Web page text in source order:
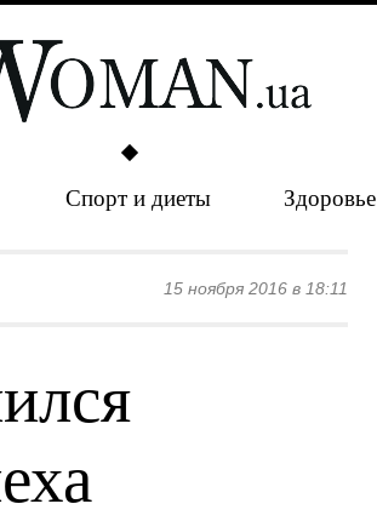
Спорт и диеты Здоровье
15 ноября 2016 в 18:11